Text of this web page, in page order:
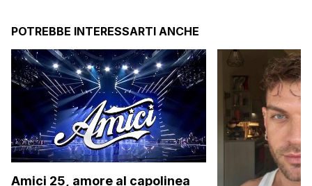
POTREBBE INTERESSARTI ANCHE
Amici 25, amore al capolinea